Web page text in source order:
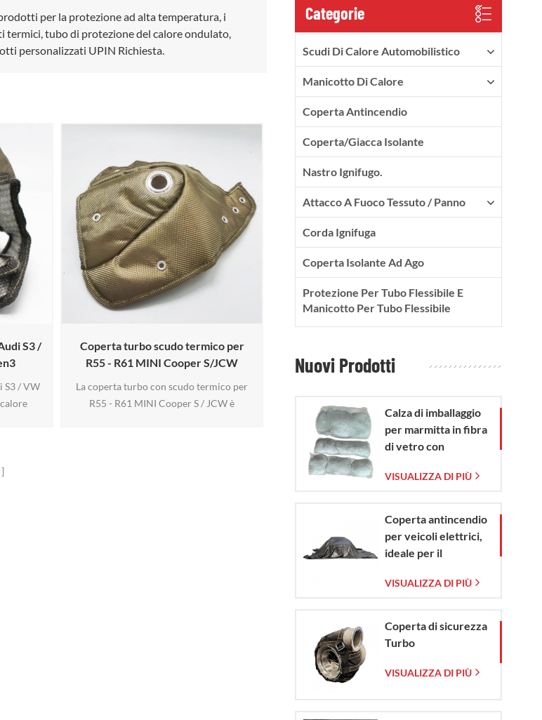
per la protezione ad alta temperatura, i
tubo di protezione del calore ondulato,
personalizzati UPIN Richiesta.
S3 /
S3 / VW
Coperta turbo scudo termico per
R55 - R61 MINI Cooper S/JCW
La coperta turbo con scudo termico per
R55 - R61 MINI Cooper S / JCW è
Categorie
Scudi Di Calore Automobilistico
Manicotto Di Calore
Coperta Antincendio
Coperta/Giacca Isolante
Nastro Ignifugo.
Attacco A Fuoco Tessuto / Panno
Corda Ignifuga
Coperta Isolante Ad Ago
Protezione Per Tubo Flessibile E
Manicotto Per Tubo Flessibile
Nuovi Prodotti
Calza di imballaggio
per marmitta in fibra
di vetro con
vetro intrecciata
VISUALIZZA DI PIÙ
Coperta antincendio
per veicoli elettrici,
ideale per il
emergenze in caso di
elettrici e
automobili.
VISUALIZZA DI PIÙ
Coperta di sicurezza
Turbo
VISUALIZZA DI PIÙ